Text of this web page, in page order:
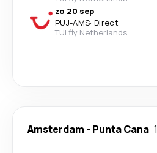
zo 20 sep
PUJ-AMS· Direct
TUI fly Netherlands
Amsterdam - Punta Cana